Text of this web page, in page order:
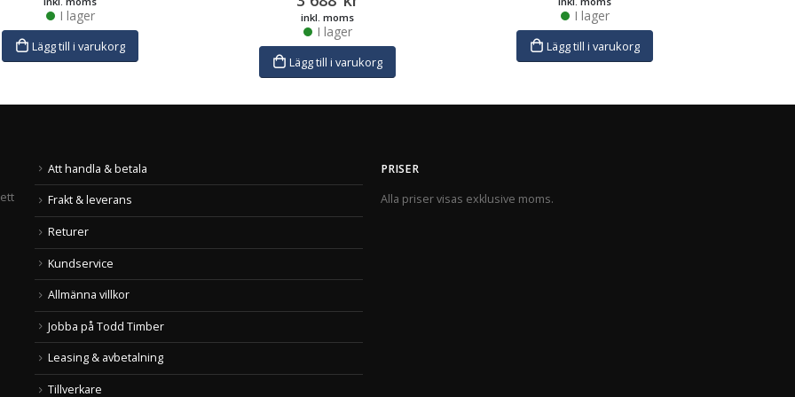
I lager
Lägg till i varukorg
inkl. moms
I lager
Lägg till i varukorg
I lager
Lägg till i varukorg
Att handla & betala
Frakt & leverans
Returer
Kundservice
Allmänna villkor
Jobba på Todd Timber
Leasing & avbetalning
Tillverkare
PRISER
Alla priser visas exklusive moms.